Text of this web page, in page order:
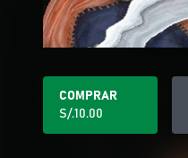
COMPRAR
S/.10.00